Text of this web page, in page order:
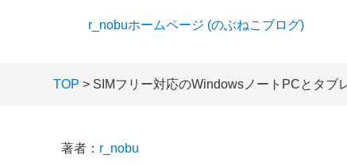
r_nobuホームページ (のぶねこブログ)
TOP > SIMフリー対応のWindowsノートPCとタブ
著者： r_nobu